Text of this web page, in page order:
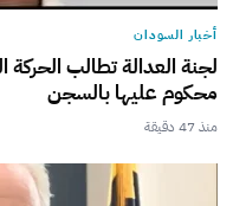
أخبار السودان
لجنة العدالة تطالب
محكوم عليها بالسجن
منذ 47 دقيقة